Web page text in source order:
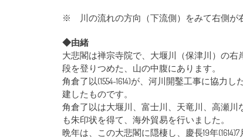
※ 川の流れの方向（下流側）をみて右側が
◆由緒
大悲閣は禅宗寺院で、大堰川（保津川）の
段を登りつめた、山の中腹にあります。
角倉了以(1554-1614)が、河川開鑿工事に協力
建したものです。
角倉了以は大堰川、富士川、天竜川、高瀬
も朱印状を得て、海外貿易を行いました。
晩年は、この大悲閣に隠棲し、慶長19年